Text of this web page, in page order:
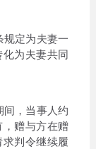
规定为夫妻一
为夫妻共同
，当事人约
，赠与方在赠
判令继续履